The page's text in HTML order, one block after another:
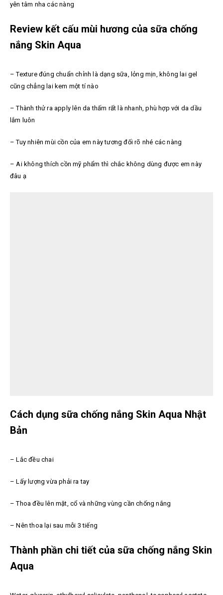
yên tâm nha các nàng
Review kết cấu mùi hương của sữa chống
nắng Skin Aqua
– Texture đúng chuẩn chỉnh là dạng sữa, lỏng mịn, không lai gel
cũng chẳng lai kem một tí nào
– Thành thử ra apply lên da thấm rất là nhanh, phù hợp với da dầu
lắm luôn
– Tuy nhiên mùi cồn của em này tương đối rõ nhé các nàng
– Ai không thích cồn mỹ phẩm thì chắc không dùng được em này
đâu ạ
Cách dụng sữa chống nắng Skin Aqua Nhật
Bản
– Lắc đều chai
– Lấy lượng vừa phải ra tay
– Thoa đều lên mặt, cổ và những vùng cần chống nắng
– Nên thoa lại sau mỗi 3 tiếng
Thành phần chi tiết của sữa chống nắng Skin
Aqua